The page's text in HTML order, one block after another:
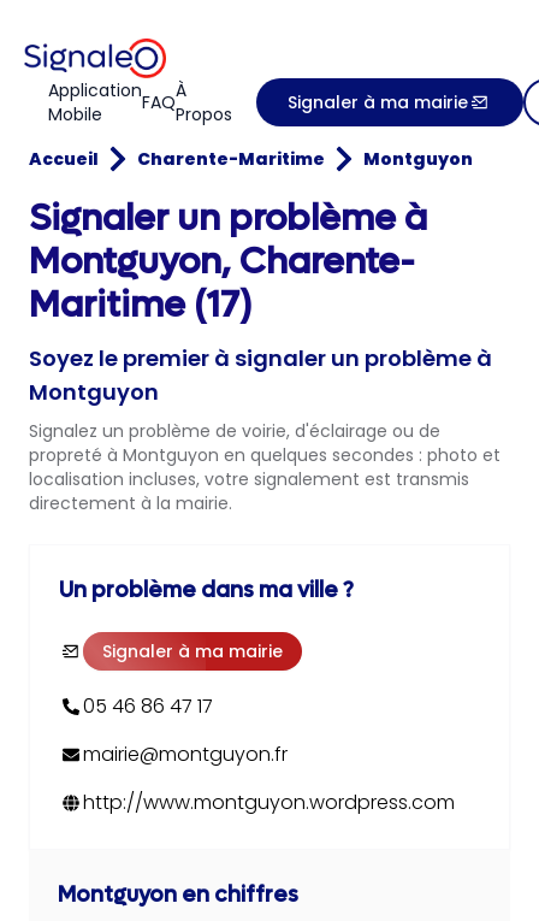
Application
Mobile
FAQÀ
Propos
Signaler à ma mairie
Accueil Charente-Maritime Montguyon
Signaler un problème à
Montguyon, Charente-
Maritime (17)
Soyez le premier à signaler un problème à
Montguyon
Signalez un problème de voirie, d'éclairage ou de
propreté à Montguyon en quelques secondes : photo et
localisation incluses, votre signalement est transmis
directement à la mairie.
Un problème dans ma ville ?
Signaler à ma mairie
05 46 86 47 17
mairie@montguyon.fr
http://www.montguyon.wordpress.com
Montguyon en chiffres